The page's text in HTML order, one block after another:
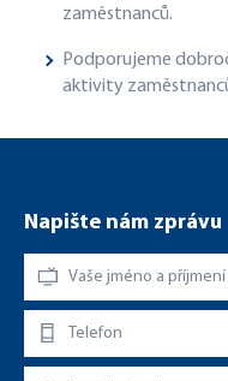
zaměstnanců.
Podporujeme
aktivity
Napište nám zprávu